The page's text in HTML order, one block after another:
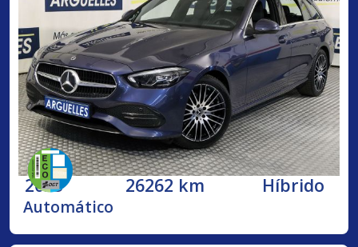
2023 26262 km Híbrido
Automático